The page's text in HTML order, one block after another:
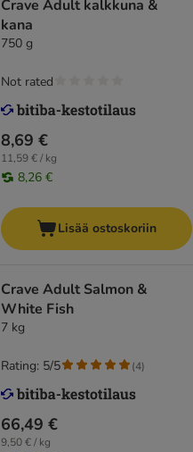
Crave Adult kalkkuna &
kana
750 g
8,69 €
11,59 € / kg
8,26 €
Not rated
Lisää ostoskoriin
Crave Adult Salmon &
White Fish
7 kg
66,49 €
9,50 € / kg
Rating: 5/5 (4)